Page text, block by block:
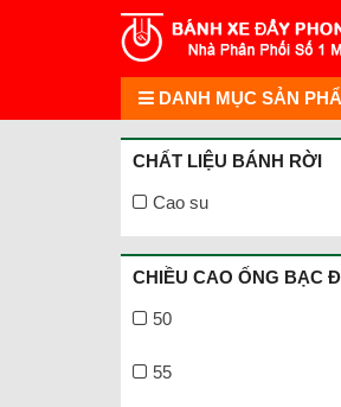
DANH MỤC SẢN
CHẤT LIỆU BÁNH RỜI
Cao su
CHIỀU CAO ỐNG BẠC
50
55